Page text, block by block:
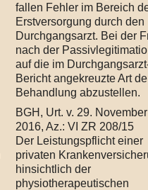
fallen Fehler im Bereich
Erstversorgung durch den
Durchgangsarzt. Bei der
nach der
auf die im
Bericht angekreuzte Art
Behandlung abzustellen.
BGH, Urt. v. 29. November
2016, Az.: VI ZR 208/15
Der Leistungspflicht einer
privaten
hinsichtlich der
physiotherapeutischen